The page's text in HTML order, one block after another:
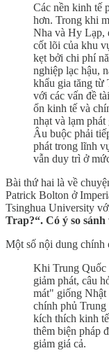
Các nền kinh tế
hơn. Trong khi
Nha và Hy Lạp,
cốt lõi của khu
kẹt bởi chi phí
nghiệp lạc hậu,
khẩu gia tăng từ
với các vấn đề
ổn kinh tế và
nhạt và lạm
Âu buộc phải
phát trong lĩnh
vẫn duy trì ở
Bài thứ hai là về
Patrick Bolton ở
Tsinghua University
Trap?“. Có ý so
Một số nội dung chính
Khi Trung Quốc
giảm phát, câu
mát" giống Nhật
chính phủ
kích thích kinh
thêm biện pháp
giảm giá cả.